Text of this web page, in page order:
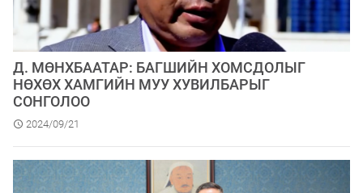
Д. МӨНХБААТАР: БАГШИЙН ХОМСДОЛЫГ
НӨХӨХ ХАМГИЙН МУУ ХУВИЛБАРЫГ
СОНГОЛОО
2024/09/21